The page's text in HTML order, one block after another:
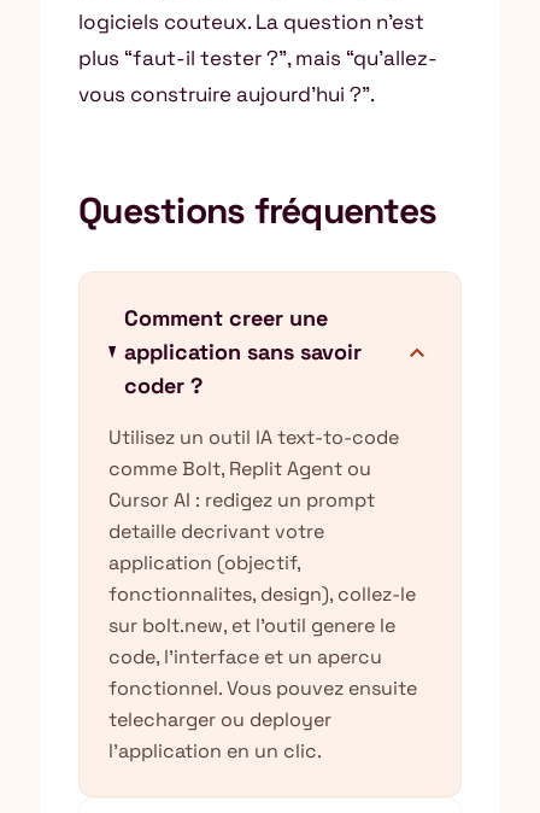
logiciels couteux. La question n’est
plus “faut-il tester ?”, mais “qu’allez-
vous construire aujourd’hui ?”.
Questions fréquentes
Comment creer une
application sans savoir
coder ?
expand_more
Utilisez un outil IA text-to-code
comme Bolt, Replit Agent ou
Cursor AI : redigez un prompt
detaille decrivant votre
application (objectif,
fonctionnalites, design), collez-le
sur bolt.new, et l'outil genere le
code, l'interface et un apercu
fonctionnel. Vous pouvez ensuite
telecharger ou deployer
l'application en un clic.